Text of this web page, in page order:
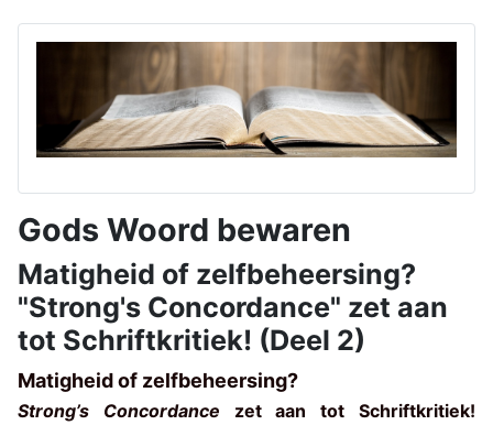
Gods Woord bewaren
Matigheid of zelfbeheersing?
"Strong's Concordance" zet aan
tot Schriftkritiek! (Deel 2)
Matigheid of zelfbeheersing?
Strong’s Concordance zet aan tot Schriftkritiek!